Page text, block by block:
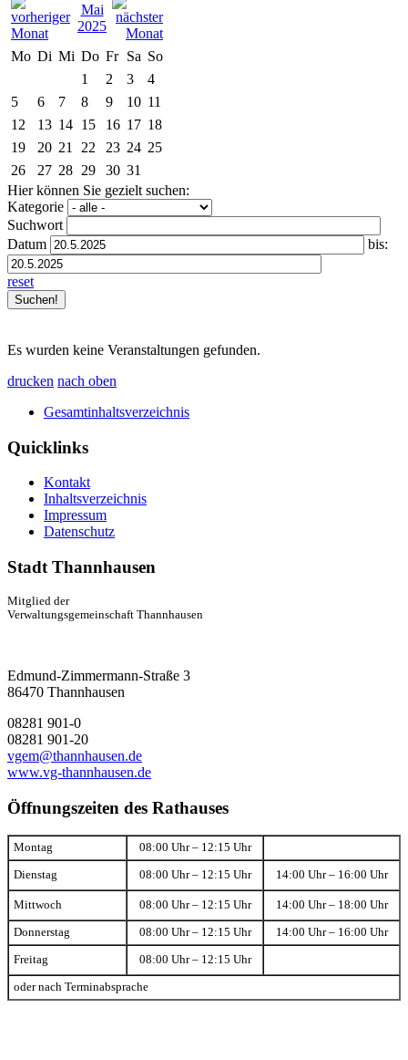
Mai
2025
Mo Di Mi Do Fr Sa So
1
2 3
4
5
6 7 8 9 10 11
12
13 14 15 16 17 18
19
20 21 22 23 24 25
26
27 28 29 30 31
Hier können Sie gezielt suchen:
Kategorie
Suchwort
Datum
bis:
reset
Es wurden keine Veranstaltungen gefunden.
drucken nach oben
Gesamtinhaltsverzeichnis
Quicklinks
Kontakt
Inhaltsverzeichnis
Impressum
Datenschutz
Stadt Thannhausen
Mitglied der
Verwaltungsgemeinschaft Thannhausen
Edmund-Zimmermann-Straße 3
86470 Thannhausen
08281 901-0
08281 901-20
vgem@thannhausen.de
www.vg-thannhausen.de
Öffnungszeiten des Rathauses
Montag 08:00 Uhr – 12:15 Uhr
Dienstag 08:00 Uhr – 12:15 Uhr 14:00 Uhr – 16:00 Uhr
Mittwoch 08:00 Uhr – 12:15 Uhr 14:00 Uhr – 18:00 Uhr
Donnerstag 08:00 Uhr – 12:15 Uhr 14:00 Uhr – 16:00 Uhr
Freitag 08:00 Uhr – 12:15 Uhr
oder nach Terminabsprache